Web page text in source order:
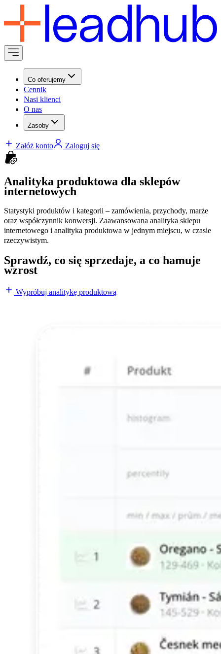
Co oferujemy
Cennik
Nasi klienci
O nas
Zasoby
Załóż konto Zaloguj się
Analityka produktowa dla sklepów
internetowych
Statystyki produktów i kategorii – zamówienia, przychody, marże
oraz współczynnik konwersji. Zaawansowana analityka sklepu
internetowego i analityka produktowa w jednym miejscu, w czasie
rzeczywistym.
Sprawdź, co się sprzedaje, a co hamuje
wzrost
Wypróbuj analitykę produktową